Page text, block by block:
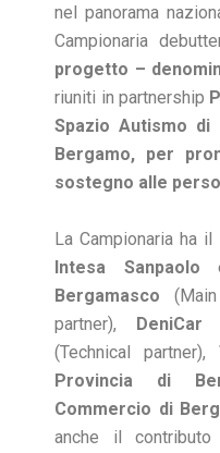
nel panorama
Campionaria
progetto –
riuniti in partnership
Spazio Autismo
Bergamo, per
sostegno alle
La Campionaria ha
Intesa Sanpaolo
Bergamasco
partner), DeniCar
(Technical partner),
Provincia di
Commercio di
anche il contributo